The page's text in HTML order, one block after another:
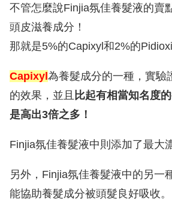
不管怎麼說Finjia氛佳養髮液的賣
頭皮滋養成分！
那就是5%的Capixyl和2%的
Capixyl為養髮成分的一種，實驗
的效果，並且 比起有相當知名度
是高出3倍之多！
Finjia氛佳養髮液中則添加了最大
另外，Finjia氛佳養髮液中的另一
能協助養髮成分被頭髮良好吸收。